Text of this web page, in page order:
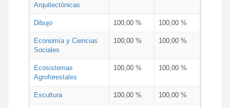
Arquitectónicas
Dibujo 100,00 % 100,00 %
Economía y Ciencias
Sociales
100,00 % 100,00 %
Ecosistemas
Agroforestales
100,00 % 100,00 %
Escultura 100,00 % 100,00 %